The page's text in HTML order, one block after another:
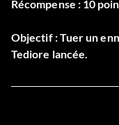
Récompense : 10
Objectif : Tuer un
Tediore lancée.